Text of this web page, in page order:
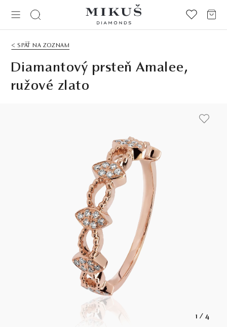
< SPÄŤ NA ZOZNAM
Diamantový prsteň Amalee,
ružové zlato
1 / 4